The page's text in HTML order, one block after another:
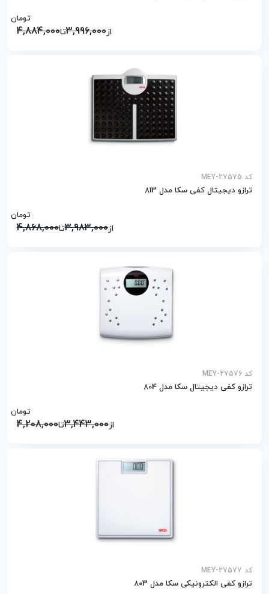
از3,996,000تا4,884,000
تومان
کد MEY-27575
ترازو دیجیتال کفی سکا مدل 813
از3,983,000تا4,868,000
تومان
کد MEY-27576
ترازو کفی دیجیتال سکا مدل 804
از3,443,000تا4,208,000
تومان
کد MEY-27577
ترازو کفی الکترونیکی سکا مدل 803